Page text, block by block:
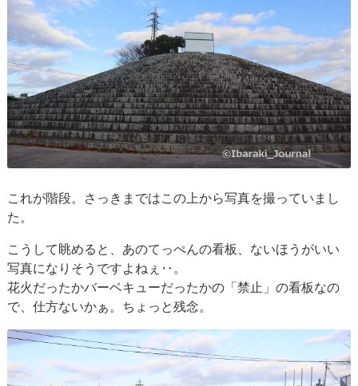
これが階段。さっきまではこの上から写真を撮っていまし
た。
こうして眺めると、あのてっぺんの看板、ないほうがいい
写真になりそうですよねぇ‥。
花火だったかバーベキューだったかの「禁止」の看板なの
で、仕方ないかぁ。ちょっと残念。